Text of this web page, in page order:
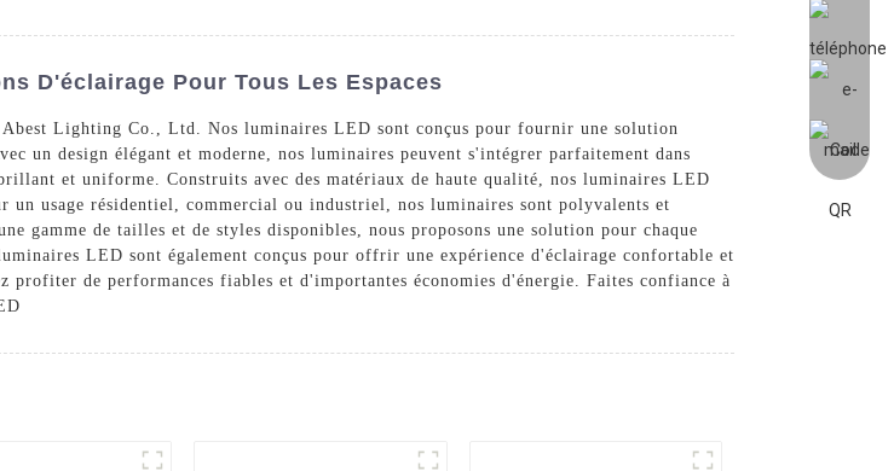
D'éclairage Pour Tous Les Espaces
Lighting Co., Ltd. Nos luminaires LED sont conçus pour fournir une solution
un design élégant et moderne, nos luminaires peuvent s'intégrer parfaitement dans
et uniforme. Construits avec des matériaux de haute qualité, nos luminaires LED
un usage résidentiel, commercial ou industriel, nos luminaires sont polyvalents et
gamme de tailles et de styles disponibles, nous proposons une solution pour chaque
LED sont également conçus pour offrir une expérience d'éclairage confortable et
de performances fiables et d'importantes économies d'énergie. Faites confiance à